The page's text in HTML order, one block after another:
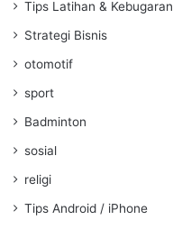
Tips Latihan & Kebugaran
Strategi Bisnis
otomotif
sport
Badminton
sosial
religi
Tips Android / iPhone